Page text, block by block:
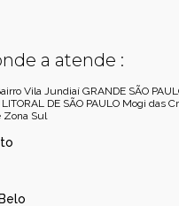
a atende :
Vila Jundiaí GRANDE SÃO
LITORAL DE SÃO PAULO Mogi das
Zona Sul